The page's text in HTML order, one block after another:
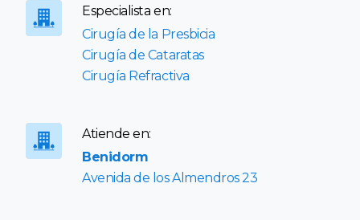
Especialista en:
Cirugía de la Presbicia
Cirugía de Cataratas
Cirugía Refractiva
Atiende en:
Benidorm
Avenida de los Almendros 23